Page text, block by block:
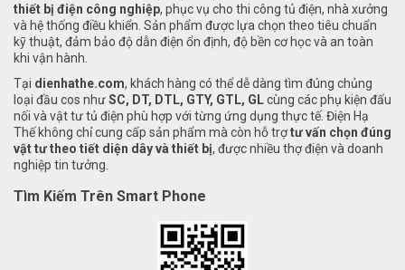
thiết bị điện công nghiệp, phục vụ cho thi công tủ điện, nhà xưởng
và hệ thống điều khiển. Sản phẩm được lựa chọn theo tiêu chuẩn
kỹ thuật, đảm bảo độ dẫn điện ổn định, độ bền cơ học và an toàn
khi vận hành.
Tại dienhathe.com, khách hàng có thể dễ dàng tìm đúng chủng
loại đầu cos nhưSC, DT, DTL, GTY, GTL, GLcùng các phụ kiện đấu
nối và vật tư tủ điện phù hợp với từng ứng dụng thực tế. Điện Hạ
Thế không chỉ cung cấp sản phẩm mà còn hỗ trợtư vấn chọn đúng
vật tư theo tiết diện dây và thiết bị, được nhiều thợ điện và doanh
nghiệp tin tưởng.
Tìm Kiếm Trên Smart Phone